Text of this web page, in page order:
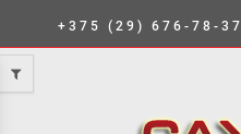
+375 (29) 676-78-37